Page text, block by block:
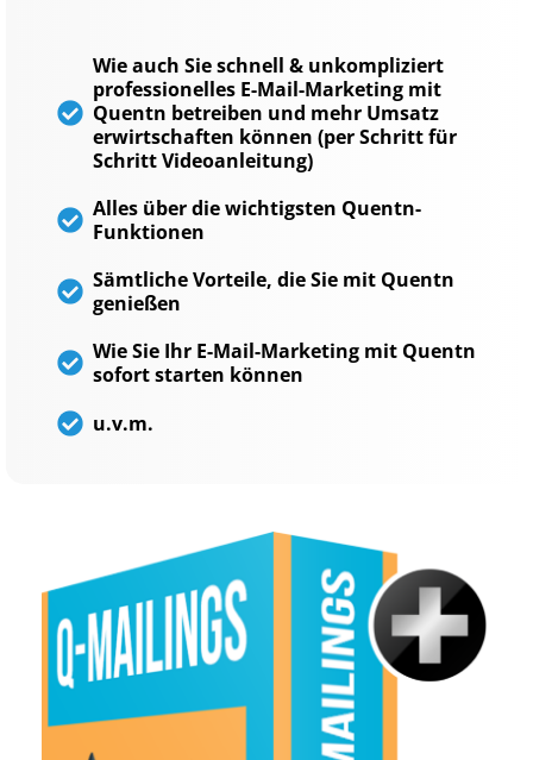
Wie auch Sie schnell & unkompliziert
professionelles E-Mail-Marketing mit
Quentn betreiben und mehr Umsatz
erwirtschaften können (per Schritt für
Schritt Videoanleitung)
Alles über die wichtigsten Quentn-
Funktionen
Sämtliche Vorteile, die Sie mit Quentn
genießen
Wie Sie Ihr E-Mail-Marketing mit Quentn
sofort starten können
u.v.m.